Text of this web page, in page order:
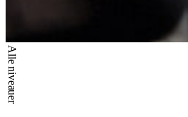
Alle niveauer